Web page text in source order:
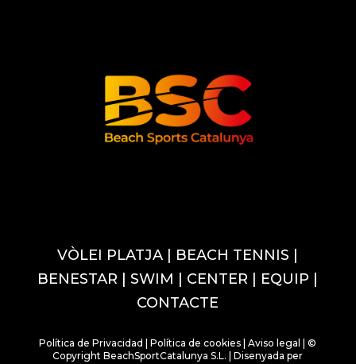
VÒLEI PLATJA | BEACH TENNIS
BENESTAR |SWIM CENTER EQUIP
CONTACTE
Política de Privacidad |Política de cookies |Aviso legal
| ©
Copyright BeachSportCatalunya S.L. |Disenyada per